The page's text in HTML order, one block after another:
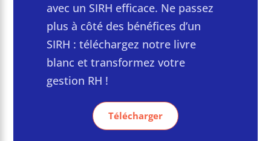
avec un SIRH efficace. Ne passez
plus à côté des bénéfices d’un
SIRH : téléchargez notre livre
blanc et transformez votre
gestion RH !
Télécharger